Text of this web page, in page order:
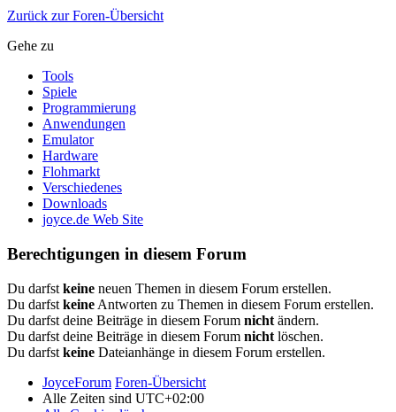
Zurück zur Foren-Übersicht
Gehe zu
Tools
Spiele
Programmierung
Anwendungen
Emulator
Hardware
Flohmarkt
Verschiedenes
Downloads
joyce.de Web Site
Berechtigungen in diesem Forum
Du darfst keine neuen Themen in diesem Forum erstellen.
Du darfst keine Antworten zu Themen in diesem Forum erstellen.
Du darfst deine Beiträge in diesem Forum nicht ändern.
Du darfst deine Beiträge in diesem Forum nicht löschen.
Du darfst keine Dateianhänge in diesem Forum erstellen.
JoyceForum Foren-Übersicht
Alle Zeiten sind UTC+02:00